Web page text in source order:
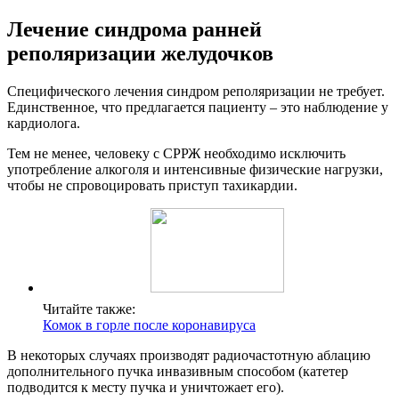
Лечение синдрома ранней
реполяризации желудочков
Специфического лечения синдром реполяризации не требует.
Единственное, что предлагается пациенту – это наблюдение у
кардиолога.
Тем не менее, человеку с СРРЖ необходимо исключить
употребление алкоголя и интенсивные физические нагрузки,
чтобы не спровоцировать приступ тахикардии.
Читайте также:
Комок в горле после коронавируса
В некоторых случаях производят радиочастотную аблацию
дополнительного пучка инвазивным способом (катетер
подводится к месту пучка и уничтожает его).